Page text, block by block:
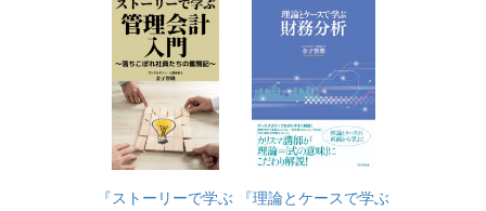
『ストーリーで学ぶ 『理論とケースで学ぶ